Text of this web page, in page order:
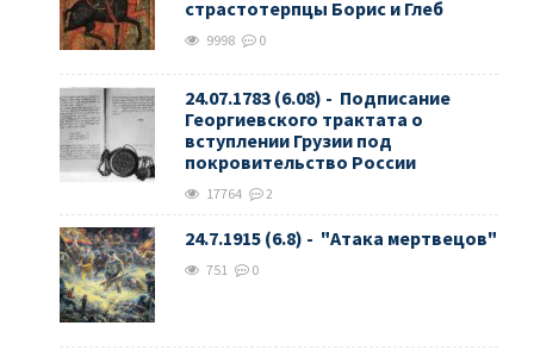
страстотерпцы Борис и Глеб
9998 0
24.07.1783 (6.08) - Подписание
Георгиевского трактата о
вступлении Грузии под
покровительство России
17764 2
24.7.1915 (6.8) - "Атака мертвецов"
751 0